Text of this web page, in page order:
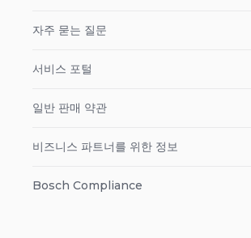
자주 묻는 질문
서비스 포털
일반 판매 약관
비즈니스 파트너를 위한 정보
Bosch Compliance